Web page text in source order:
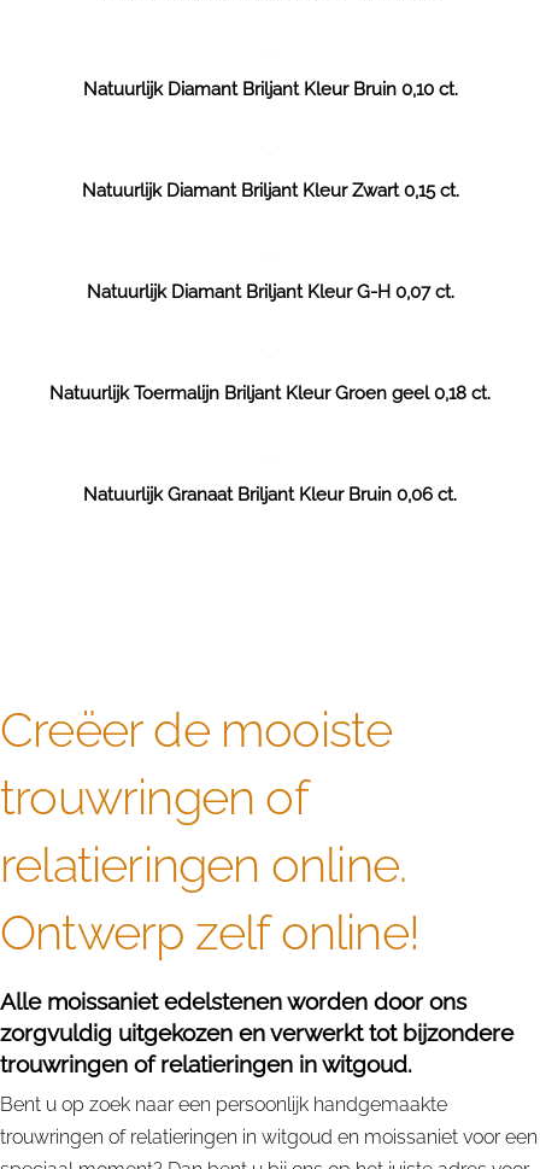
Natuurlijk Diamant Briljant Kleur Bruin 0,10 ct.
Natuurlijk Diamant Briljant Kleur Zwart 0,15 ct.
Natuurlijk Diamant Briljant Kleur G-H 0,07 ct.
Natuurlijk Toermalijn Briljant Kleur Groen geel 0,18 ct.
Natuurlijk Granaat Briljant Kleur Bruin 0,06 ct.
Creëer de mooiste
trouwringen of
relatieringen online.
Ontwerp zelf online!
Alle moissaniet edelstenen worden door ons
zorgvuldig uitgekozen en verwerkt tot bijzondere
trouwringen of relatieringen in witgoud.
Bent u op zoek naar een persoonlijk handgemaakte
trouwringen of relatieringen in witgoud en moissaniet voor een